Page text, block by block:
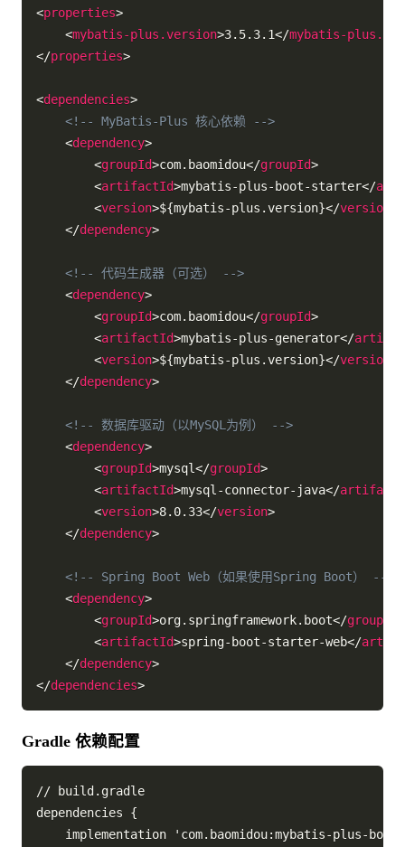
<properties>
<mybatis-plus.version>3.5.3.1</mybatis-
</properties>
<dependencies>
<!-- MyBatis-Plus 核心依赖 -->
<dependency>
<groupId>com.baomidou</groupId>
<artifactId>mybatis-plus-boot-starter</
<version>${mybatis-plus.version}</version
</dependency>
<!-- 代码生成器（可选） -->
<dependency>
<groupId>com.baomidou</groupId>
<artifactId>mybatis-plus-generator</
<version>${mybatis-plus.version}</version
</dependency>
<!-- 数据库驱动（以MySQL为例） -->
<dependency>
<groupId>mysql</groupId>
<artifactId>mysql-connector-java</
<version>8.0.33</version>
</dependency>
<!-- Spring Boot Web（如果使用Spring Boot） -->
<dependency>
<groupId>org.springframework.boot</groupId
<artifactId>spring-boot-starter-web</
</dependency>
</dependencies>
Gradle 依赖配置
// build.gradle
dependencies {
implementation 'com.baomidou:mybatis-plus-